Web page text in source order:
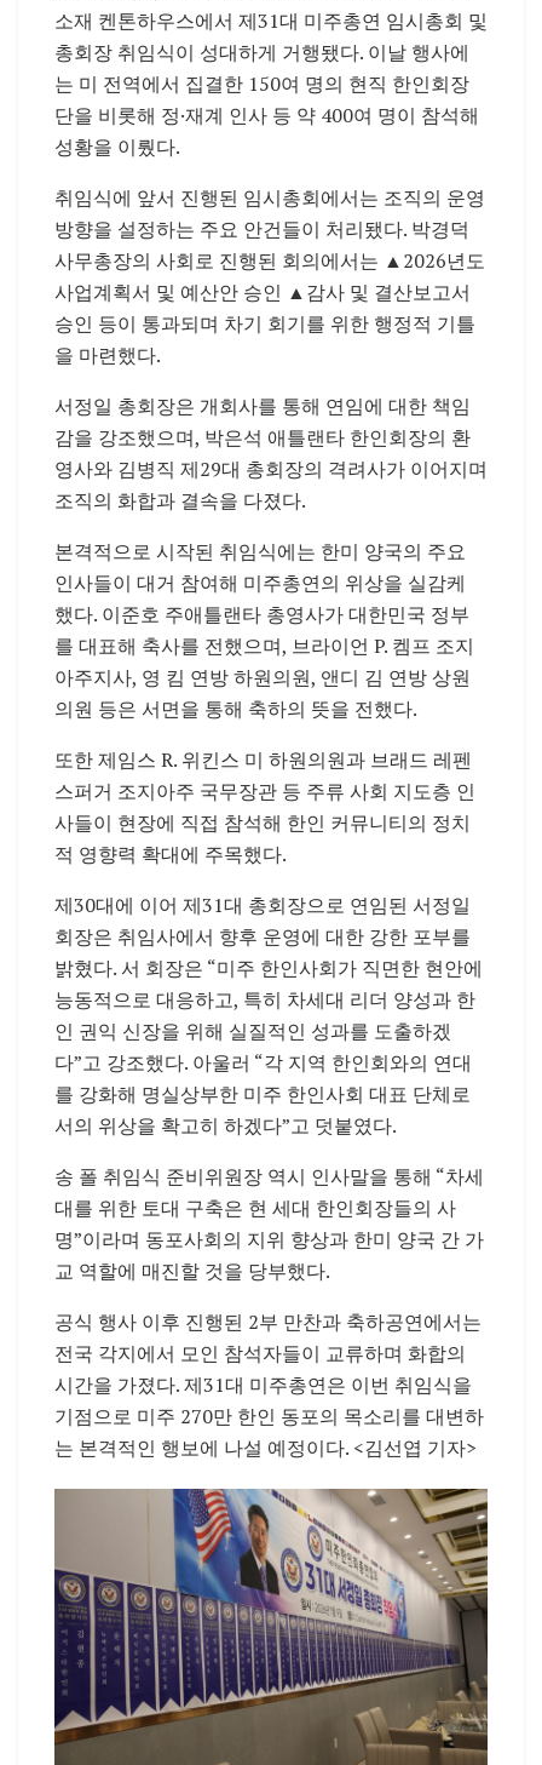
소재 켄톤하우스에서 제31대 미주총연 임시총회 및
총회장 취임식이 성대하게 거행됐다. 이날 행사에
는 미 전역에서 집결한 150여 명의 현직 한인회장
단을 비롯해 정·재계 인사 등 약 400여 명이 참석해
성황을 이뤘다.
취임식에 앞서 진행된 임시총회에서는 조직의 운영
방향을 설정하는 주요 안건들이 처리됐다. 박경덕
사무총장의 사회로 진행된 회의에서는 ▲2026년도
사업계획서 및 예산안 승인 ▲감사 및 결산보고서
승인 등이 통과되며 차기 회기를 위한 행정적 기틀
을 마련했다.
서정일 총회장은 개회사를 통해 연임에 대한 책임
감을 강조했으며, 박은석 애틀랜타 한인회장의 환
영사와 김병직 제29대 총회장의 격려사가 이어지며
조직의 화합과 결속을 다졌다.
본격적으로 시작된 취임식에는 한미 양국의 주요
인사들이 대거 참여해 미주총연의 위상을 실감케
했다. 이준호 주애틀랜타 총영사가 대한민국 정부
를 대표해 축사를 전했으며, 브라이언 P. 켐프 조지
아주지사, 영 킴 연방 하원의원, 앤디 김 연방 상원
의원 등은 서면을 통해 축하의 뜻을 전했다.
또한 제임스 R. 위킨스 미 하원의원과 브래드 레펜
스퍼거 조지아주 국무장관 등 주류 사회 지도층 인
사들이 현장에 직접 참석해 한인 커뮤니티의 정치
적 영향력 확대에 주목했다.
제30대에 이어 제31대 총회장으로 연임된 서정일
회장은 취임사에서 향후 운영에 대한 강한 포부를
밝혔다. 서 회장은 “미주 한인사회가 직면한 현안에
능동적으로 대응하고, 특히 차세대 리더 양성과 한
인 권익 신장을 위해 실질적인 성과를 도출하겠
다”고 강조했다. 아울러 “각 지역 한인회와의 연대
를 강화해 명실상부한 미주 한인사회 대표 단체로
서의 위상을 확고히 하겠다”고 덧붙였다.
송 폴 취임식 준비위원장 역시 인사말을 통해 “차세
대를 위한 토대 구축은 현 세대 한인회장들의 사
명”이라며 동포사회의 지위 향상과 한미 양국 간 가
교 역할에 매진할 것을 당부했다.
공식 행사 이후 진행된 2부 만찬과 축하공연에서는
전국 각지에서 모인 참석자들이 교류하며 화합의
시간을 가졌다. 제31대 미주총연은 이번 취임식을
기점으로 미주 270만 한인 동포의 목소리를 대변하
는 본격적인 행보에 나설 예정이다. <김선엽 기자>